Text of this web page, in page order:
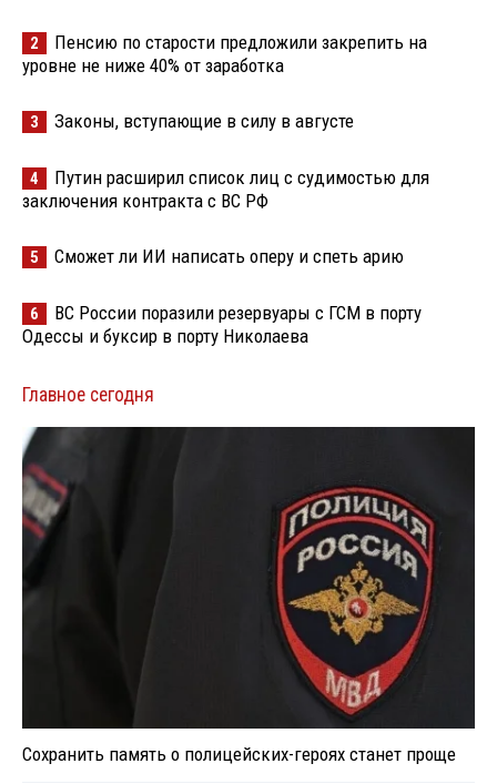
2
Пенсию по старости предложили закрепить на
уровне не ниже 40% от заработка
3 Законы, вступающие в силу в августе
4
Путин расширил список лиц с судимостью для
заключения контракта с ВС РФ
5 Сможет ли ИИ написать оперу и спеть арию
6
ВС России поразили резервуары с ГСМ в порту
Одессы и буксир в порту Николаева
Главное сегодня
Сохранить память о полицейских-героях станет проще